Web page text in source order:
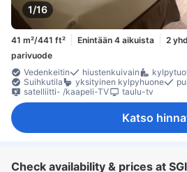
1/16
41 m²/441 ft² Enintään 4 aikuista
2
parivuode
Vedenkeitin
hiustenkuivain
Suihkutila
yksityinen kylpyhuone
satelliitti- /kaapeli-TV
taulu-tv
Katso
Check availability & prices at